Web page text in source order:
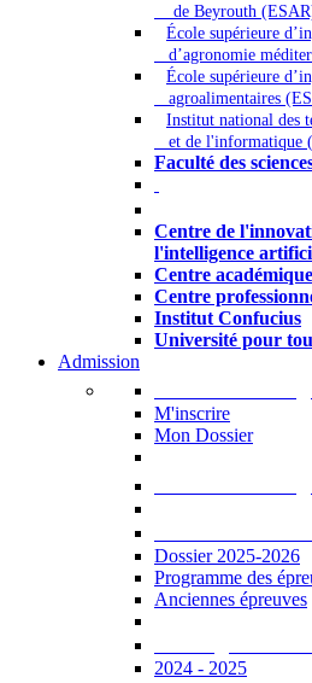
de Beyrouth
École supérieure
d’agronomie
École supérieure
agroalimentaires
Institut national des
et de l'informatique
Faculté des
Centre de
l'intelligence
Centre
Centre
Institut Confucius
Université pour
Admission
M'inscrire
Mon Dossier
Dossier 2025-2026
Programme des
Anciennes épreuves
2024 - 2025